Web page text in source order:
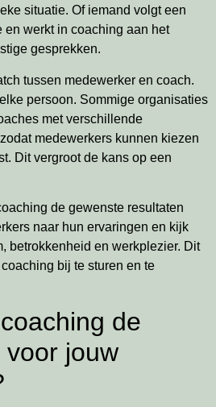
situatie. Of iemand volgt een
werkt in coaching aan het
gesprekken.
tussen medewerker en coach.
persoon. Sommige organisaties
met verschillende
medewerkers kunnen kiezen
Dit vergroot de kans op een
de gewenste resultaten
naar hun ervaringen en kijk
betrokkenheid en werkplezier. Dit
bij te sturen en te
de
voor jouw